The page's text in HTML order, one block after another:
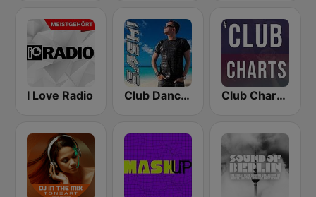
I Love Radio Club Dance Only by DJ SASH Club Charts - DJ & REMIX Radio